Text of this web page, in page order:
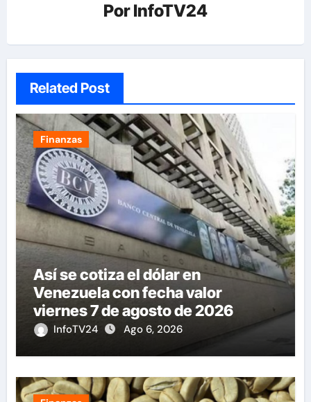
PorInfoTV24
Related Post
Finanzas
Así se cotiza el dólar en
Venezuela con fecha valor
viernes 7 de agosto de 2026
InfoTV24 Ago 6, 2026